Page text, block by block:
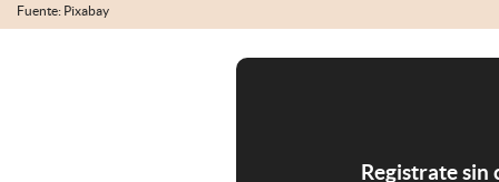
Fuente: Pixabay
Registrate sin